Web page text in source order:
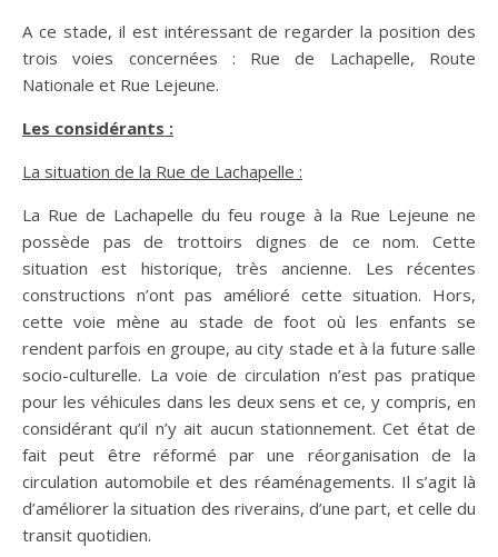
A ce stade, il est intéressant de regarder la position des
trois voies concernées : Rue de Lachapelle, Route
Nationale et Rue Lejeune.
Les considérants :
La situation de la Rue de Lachapelle :
La Rue de Lachapelle du feu rouge à la Rue Lejeune ne
possède pas de trottoirs dignes de ce nom. Cette
situation est historique, très ancienne. Les récentes
constructions n’ont pas amélioré cette situation. Hors,
cette voie mène au stade de foot où les enfants se
rendent parfois en groupe, au city stade et à la future salle
socio-culturelle. La voie de circulation n’est pas pratique
pour les véhicules dans les deux sens et ce, y compris, en
considérant qu’il n’y ait aucun stationnement. Cet état de
fait peut être réformé par une réorganisation de la
circulation automobile et des réaménagements. Il s’agit là
d’améliorer la situation des riverains, d’une part, et celle du
transit quotidien.